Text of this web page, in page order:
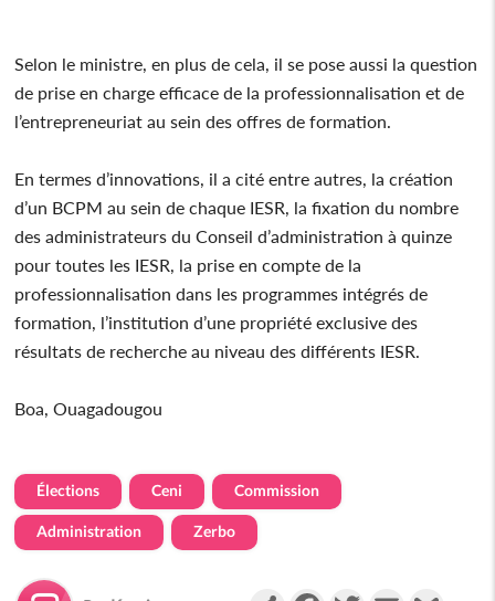
Selon le ministre, en plus de cela, il se pose aussi la question
de prise en charge efficace de la professionnalisation et de
l’entrepreneuriat au sein des offres de formation.
En termes d’innovations, il a cité entre autres, la création
d’un BCPM au sein de chaque IESR, la fixation du nombre
des administrateurs du Conseil d’administration à quinze
pour toutes les IESR, la prise en compte de la
professionnalisation dans les programmes intégrés de
formation, l’institution d’une propriété exclusive des
résultats de recherche au niveau des différents IESR.
Boa, Ouagadougou
Élections Ceni Commission
Administration Zerbo